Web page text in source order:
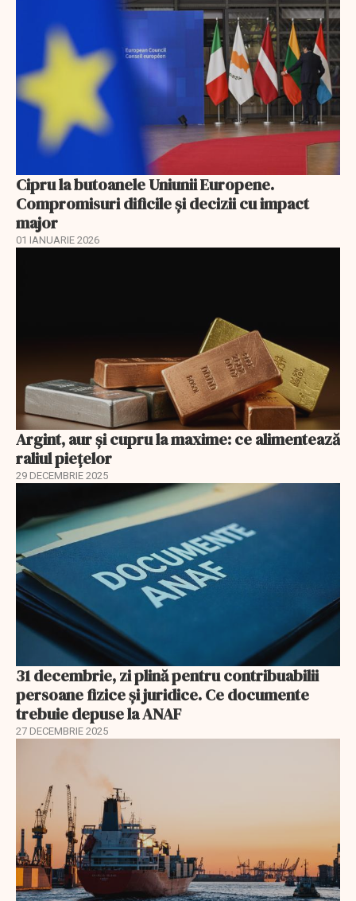
Cipru la butoanele Uniunii Europene.
Compromisuri dificile și decizii cu impact
major
01 IANUARIE 2026
Argint, aur și cupru la maxime: ce alimentează
raliul piețelor
29 DECEMBRIE 2025
31 decembrie, zi plină pentru contribuabilii
persoane fizice şi juridice. Ce documente
trebuie depuse la ANAF
27 DECEMBRIE 2025